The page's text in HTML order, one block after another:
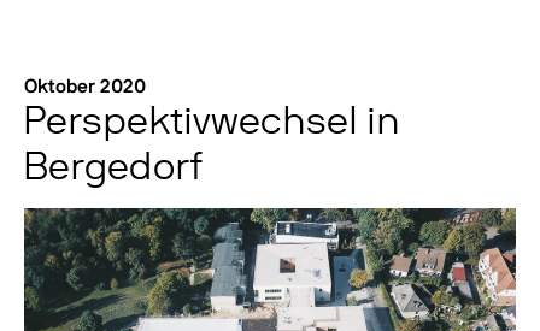
Oktober 2020
Perspektivwechsel in
Bergedorf